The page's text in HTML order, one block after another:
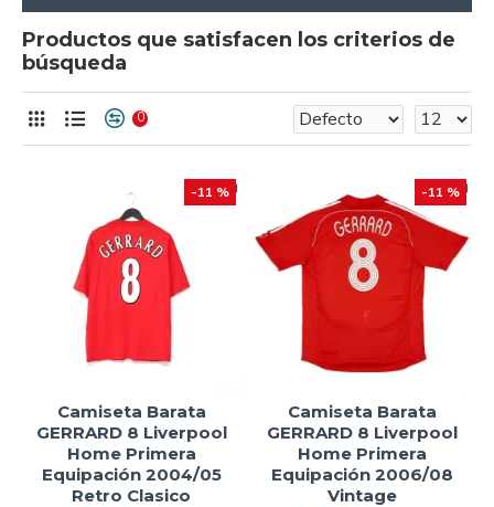
Productos que satisfacen los criterios de
búsqueda
0
-11 %
Camiseta Barata
GERRARD 8 Liverpool
Home Primera
Equipación 2004/05
Retro Clasico
-11 %
Camiseta Barata
GERRARD 8 Liverpool
Home Primera
Equipación 2006/08
Vintage